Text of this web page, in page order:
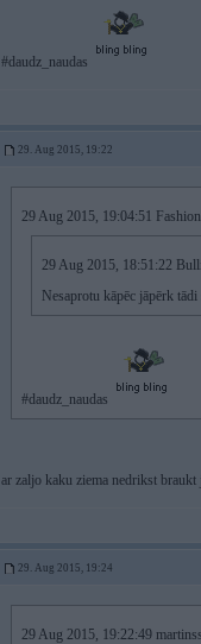
#daudz_naudas
29. Aug 2015, 19:22
29 Aug 2015, 19:04:51
29 Aug 2015, 18:51:22
Nesaprotu kāpēc jāpērk
#daudz_naudas
ar zaljo kaku ziema nedrikst braukt
29. Aug 2015, 19:24
29 Aug 2015, 19:22:49